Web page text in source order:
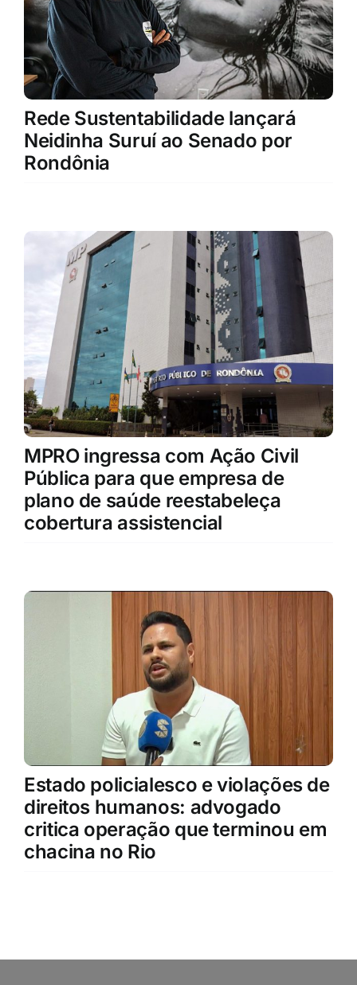
Rede Sustentabilidade lançará
Neidinha Suruí ao Senado por
Rondônia
MPRO ingressa com Ação Civil
Pública para que empresa de
plano de saúde reestabeleça
cobertura assistencial
Estado policialesco e violações de
direitos humanos: advogado
critica operação que terminou em
chacina no Rio